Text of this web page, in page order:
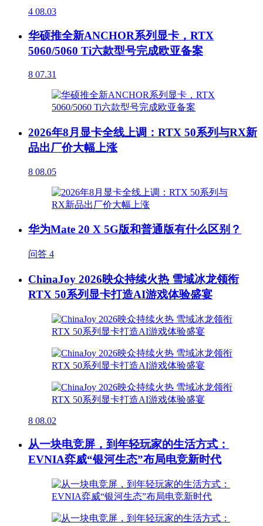
4 08.03
华硕推全新ANCHOR系列显卡，RTX
5060/5060 Ti六款型号完成欧亚备案
8 07.31
2026年8月显卡全线上调：RTX 50系列与RX新
品出厂价大幅上涨
8 08.05
华为Mate 20 X 5G版和普通版有什么区别？
问答 4
ChinaJoy 2026映众持续火热 雪域冰龙领衔
RTX 50系列显卡打造AI游戏体验盛宴
8 08.02
从一块电竞屏，到年轻玩家的生活方式：
EVNIA弈威“银河生态”布局电竞新时代